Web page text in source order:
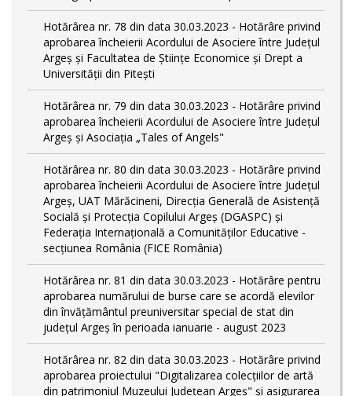
Hotărârea nr. 78 din data 30.03.2023 - Hotărâre privind
aprobarea încheierii Acordului de Asociere între Județul
Argeș și Facultatea de Științe Economice și Drept a
Universității din Pitești
Hotărârea nr. 79 din data 30.03.2023 - Hotărâre privind
aprobarea încheierii Acordului de Asociere între Județul
Argeș și Asociația „Tales of Angels"
Hotărârea nr. 80 din data 30.03.2023 - Hotărâre privind
aprobarea încheierii Acordului de Asociere între Județul
Argeș, UAT Mărăcineni, Direcția Generală de Asistență
Socială și Protecția Copilului Argeș (DGASPC) și
Federația Internațională a Comunităților Educative -
secțiunea România (FICE România)
Hotărârea nr. 81 din data 30.03.2023 - Hotărâre pentru
aprobarea numărului de burse care se acordă elevilor
din învățământul preuniversitar special de stat din
județul Argeș în perioada ianuarie - august 2023
Hotărârea nr. 82 din data 30.03.2023 - Hotărâre privind
aprobarea proiectului "Digitalizarea colecțiilor de artă
din patrimoniul Muzeului Județean Argeș" și asigurarea